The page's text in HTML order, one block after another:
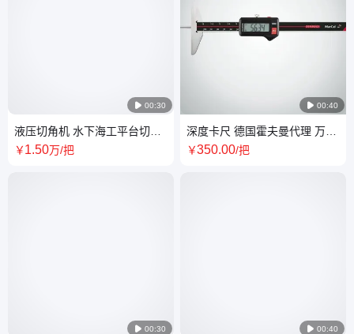
 00:30
液压切角机 水下海工平台切割
盘 金属材料管道 混凝土岩石切
￥1.50万/把
 00:30
 00:40
深度卡尺 德国霍夫曼代理 万能
游标卡尺 带数字显示
￥350.00/把
 00:40